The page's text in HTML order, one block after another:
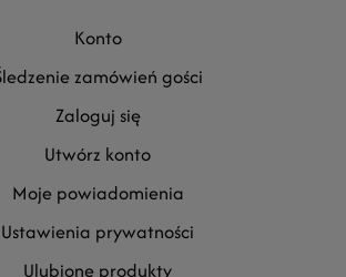
konto
śledzenie zamówień gości
zaloguj się
utwórz konto
moje powiadomienia
ustawienia prywatności
ulubione produkty